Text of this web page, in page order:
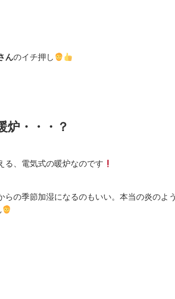
んのイチ押し
炉・・・？
る、電気式の暖炉なのです
らの季節加湿になるのもいい。本当の炎のよ